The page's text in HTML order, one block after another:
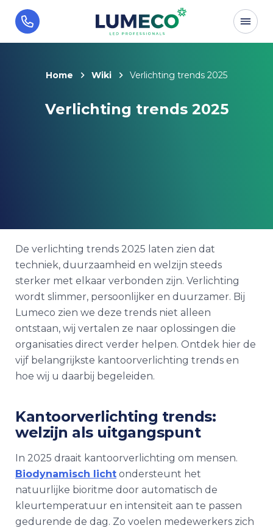
Home Wiki Verlichting trends 2025
Verlichting trends 2025
De verlichting trends 2025 laten zien dat
techniek, duurzaamheid en welzijn steeds
sterker met elkaar verbonden zijn. Verlichting
wordt slimmer, persoonlijker en duurzamer. Bij
Lumeco zien we deze trends niet alleen
ontstaan, wij vertalen ze naar oplossingen die
organisaties direct verder helpen. Ontdek hier de
vijf belangrijkste kantoorverlichting trends en
hoe wij u daarbij begeleiden.
Kantoorverlichting trends:
welzijn als uitgangspunt
In 2025 draait kantoorverlichting om mensen.
Biodynamisch licht ondersteunt het
natuurlijke bioritme door automatisch de
kleurtemperatuur en intensiteit aan te passen
gedurende de dag. Zo voelen medewerkers zich